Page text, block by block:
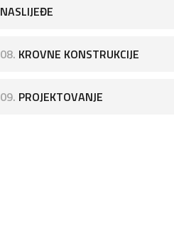
NASLIJEĐE
08. KROVNE KONSTRUKCIJE
09. PROJEKTOVANJE